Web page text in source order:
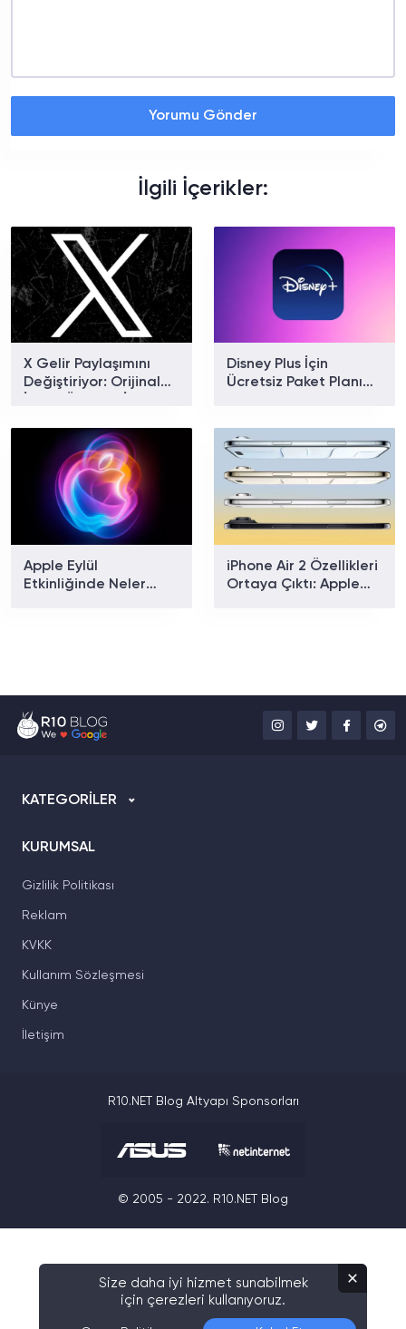
Yorumu Gönder
İlgili İçerikler:
X Gelir Paylaşımını
Değiştiriyor: Orijinal
Disney Plus İçin
Ücretsiz Paket Planı
Apple Eylül
Etkinliğinde Neler
iPhone Air 2 Özellikleri
Ortaya Çıktı: Apple
KATEGORİLER
KURUMSAL
Gizlilik Politikası
Reklam
KVKK
Kullanım Sözleşmesi
Künye
İletişim
R10.NET Blog Altyapı Sponsorları
© 2005 - 2022. R10.NET Blog
Size daha iyi hizmet sunabilmek
için çerezleri kullanıyoruz.